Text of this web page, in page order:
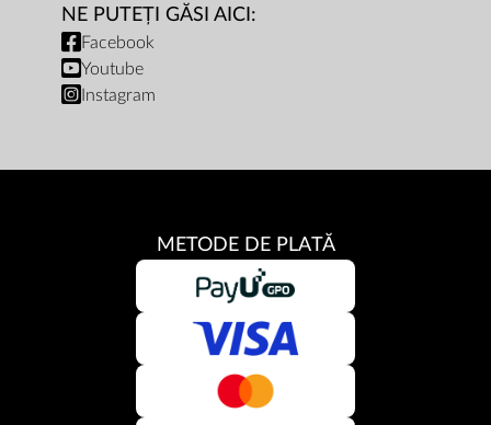
NE PUTEȚI GĂSI AICI:
Facebook
Youtube
Instagram
METODE DE PLATĂ